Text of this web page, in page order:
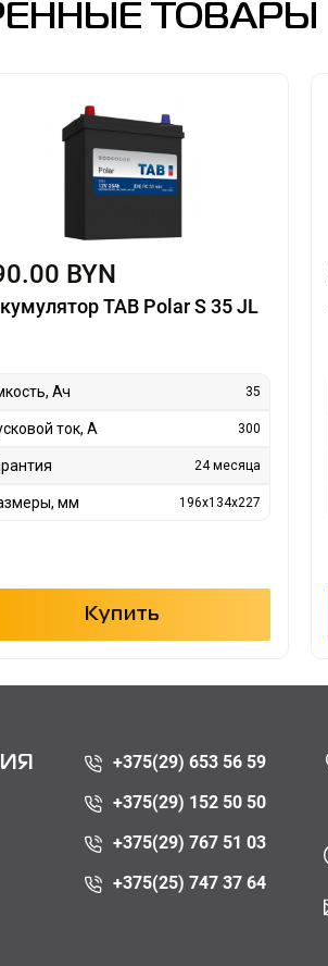
ТОВАРЫ
BYN
TAB Polar S 35 JL
Ач 35
ток, А 300
24 месяца
мм 196x134x227
Купить
+375(29) 653 56 59
+375(29) 152 50 50
+375(29) 767 51 03
+375(25) 747 37 64